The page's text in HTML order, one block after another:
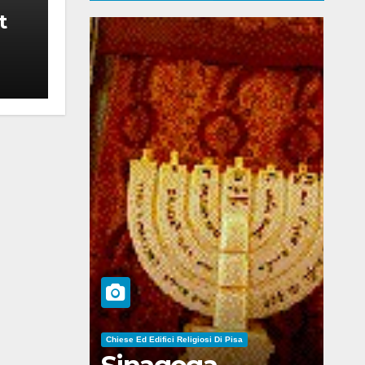
Chiese Ed Edifici Religiosi Di Pisa